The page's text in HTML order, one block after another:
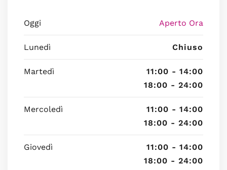
Oggi Aperto Ora
Lunedì Chiuso
Martedì
11:00 - 14:00
18:00 - 24:00
Mercoledì
11:00 - 14:00
18:00 - 24:00
Giovedì
11:00 - 14:00
18:00 - 24:00